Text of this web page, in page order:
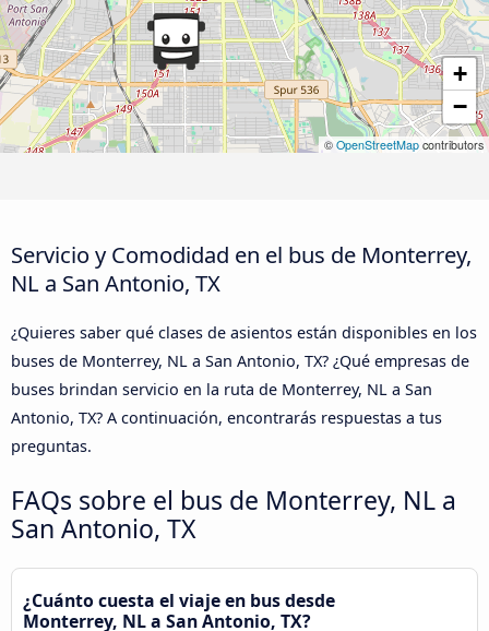
+
−
© OpenStreetMap contributors
Servicio y Comodidad en el bus de Monterrey,
NL a San Antonio, TX
¿Quieres saber qué clases de asientos están disponibles en los
buses de Monterrey, NL a San Antonio, TX? ¿Qué empresas de
buses brindan servicio en la ruta de Monterrey, NL a San
Antonio, TX? A continuación, encontrarás respuestas a tus
preguntas.
FAQs sobre el bus de Monterrey, NL a
San Antonio, TX
¿Cuánto cuesta el viaje en bus desde
Monterrey, NL a San Antonio, TX?